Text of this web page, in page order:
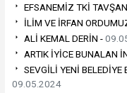
EFSANEMİZ TKİ
İLİM VE İRFAN
ALİ KEMAL DERİN -
ARTIK İYİCE BUNALAN
SEVGİLİ YENİ
09.05.2024